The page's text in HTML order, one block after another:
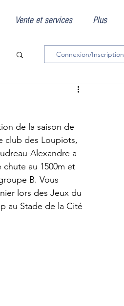
Vente et services Plus
Connexion/Inscription
de la saison de
club des Loupiots,
Alexandre a
au 1500m et
B. Vous
lors des Jeux du
au Stade de la Cité